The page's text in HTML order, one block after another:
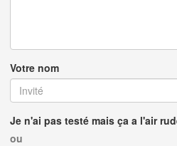
Votre nom
Je n'ai pas testé mais ça a l'air
ou